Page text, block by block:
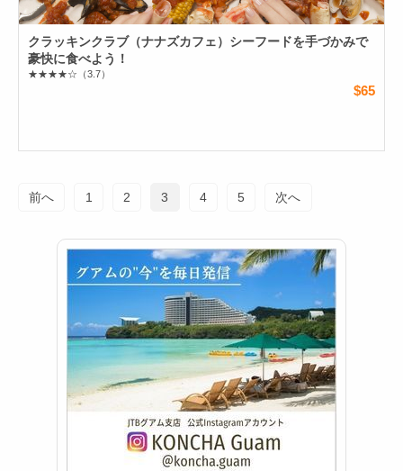
クラッキンクラブ（ナナズカフェ）シーフードを手づかみで
豪快に食べよう！
★★★★☆ （3.7）
$65
前へ 1 2 3 4 5 次へ